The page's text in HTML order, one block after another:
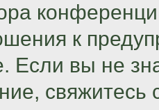
к
Если вы не